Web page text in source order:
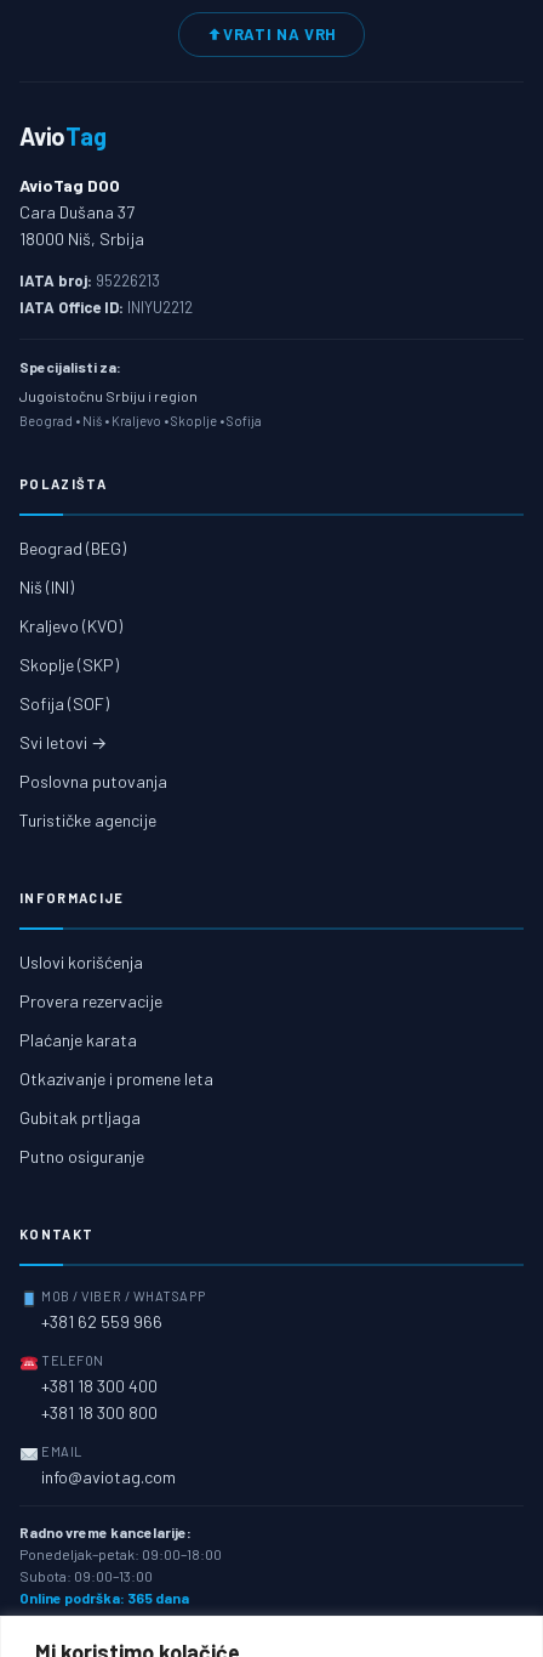
Mi koristimo kolačiće
VRATI NA VRH
AvioTag
AvioTag DOO
Cara Dušana 37
18000 Niš, Srbija
IATA broj: 95226213
IATA Office ID: INIYU2212
Specijalisti za:
Jugoistočnu Srbiju i region
Beograd • Niš • Kraljevo • Skoplje • Sofija
POLAZIŠTA
Beograd (BEG)
Niš (INI)
Kraljevo (KVO)
Skoplje (SKP)
Sofija (SOF)
Svi letovi →
Poslovna putovanja
Turističke agencije
INFORMACIJE
Uslovi korišćenja
Provera rezervacije
Plaćanje karata
Otkazivanje i promene leta
Gubitak prtljaga
Putno osiguranje
KONTAKT
MOB / VIBER / WHATSAPP
+381 62 559 966
TELEFON
+381 18 300 400
+381 18 300 800
EMAIL
info@aviotag.com
Radno vreme kancelarije:
Ponedeljak–petak: 09:00–18:00
Subota: 09:00–13:00
Online podrška: 365 dana